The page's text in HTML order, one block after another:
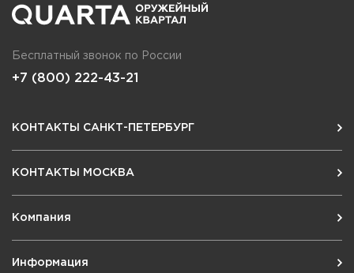
Бесплатный звонок по России
+7 (800) 222-43-21
КОНТАКТЫ САНКТ-ПЕТЕРБУРГ
КОНТАКТЫ МОСКВА
Компания
Информация